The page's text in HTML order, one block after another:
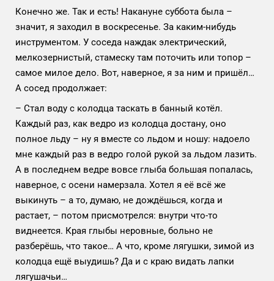
Конечно же. Так и есть! Накануне суббота была –
значит, я заходил в воскресенье. За каким-нибудь
инструментом. У соседа наждак электрический,
мелкозернистый, стамеску там поточить или топор –
самое милое дело. Вот, наверное, я за ним и пришёл…
А сосед продолжает:
– Стал воду с колодца таскать в банный котёл.
Каждый раз, как ведро из колодца достану, оно
полное льду – ну я вместе со льдом и ношу: надоело
мне каждый раз в ведро голой рукой за льдом лазить.
А в последнем ведре вовсе глыба большая попалась,
наверное, с осени намерзала. Хотел я её всё же
выкинуть – а то, думаю, не дождёшься, когда и
растает, – потом присмотрелся: внутри что-то
виднеется. Края глыбы неровные, больно не
разберёшь, что такое… А что, кроме лягушки, зимой из
колодца ещё выудишь? Да и с краю видать лапки
лягушачьи…